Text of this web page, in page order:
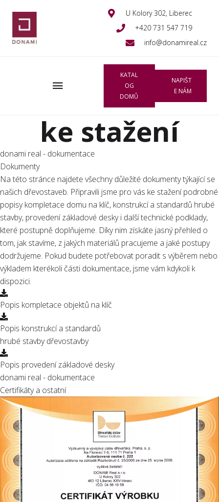
U Kolory 302, Liberec
+420 731 547 719
info@donamireal.cz
KATAL
OG
DOMŮ
NAPIŠT
E NÁM
ke stažení
donami real - dokumentace
Dokumenty
Na této stránce najdete všechny důležité dokumenty týkající se
našich dřevostaveb. Připravili jsme pro vás ke stažení podrobné
popisy kompletace domu na klíč, konstrukcí a standardů hrubé
stavby, provedení základové desky i další technické podklady,
které postupně doplňujeme. Díky nim získáte jasný přehled o
tom, jak stavíme, z jakých materiálů pracujeme a jaké postupy
dodržujeme. Pokud budete potřebovat poradit s výběrem nebo
výkladem kterékoli části dokumentace, jsme vám kdykoli k
dispozici.
Popis kompletace objektů na klíč
Popis konstrukcí a standardů
hrubé stavby dřevostavby
Popis provedení základové desky
donami real - dokumentace
Certifikáty a ostatní